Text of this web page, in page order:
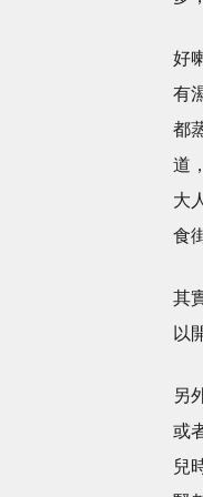
好
有
都
道
大
食
其
以
另
或
兒